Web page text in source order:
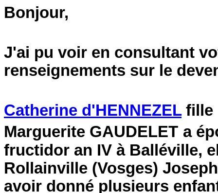
Bonjour,
J'ai pu voir en consultant
renseignements sur le
Catherine d'HENNEZELfille
Marguerite GAUDELET a
fructidor an IV à Balléville,
Rollainville (Vosges)
avoir donné plusieurs